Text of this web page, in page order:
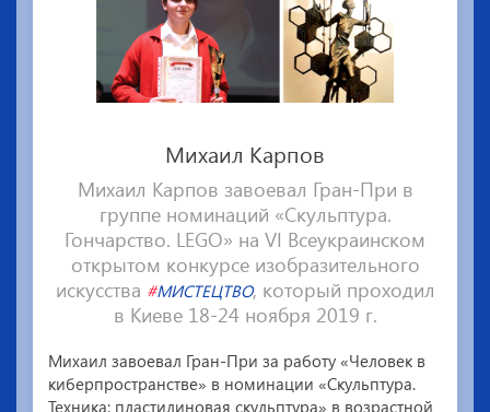
Михаил Карпов
Михаил Карпов завоевал Гран-При в
группе номинаций «Скульптура.
Гончарство. LEGO» на VI Всеукраинском
открытом конкурсе изобразительного
искусства #МИСТЕЦТВО, который проходил
в Киеве 18-24 ноября 2019 г.
Михаил завоевал Гран-При за работу «Человек в
киберпространстве» в номинации «Скульптура.
Техника: пластилиновая скульптура» в возрастной